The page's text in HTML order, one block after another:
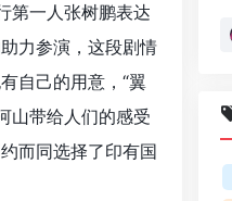
第一人张树鹏表达
力参演，这段剧情
自己的用意，“翼
山带给人们的感受
而同选择了印有国